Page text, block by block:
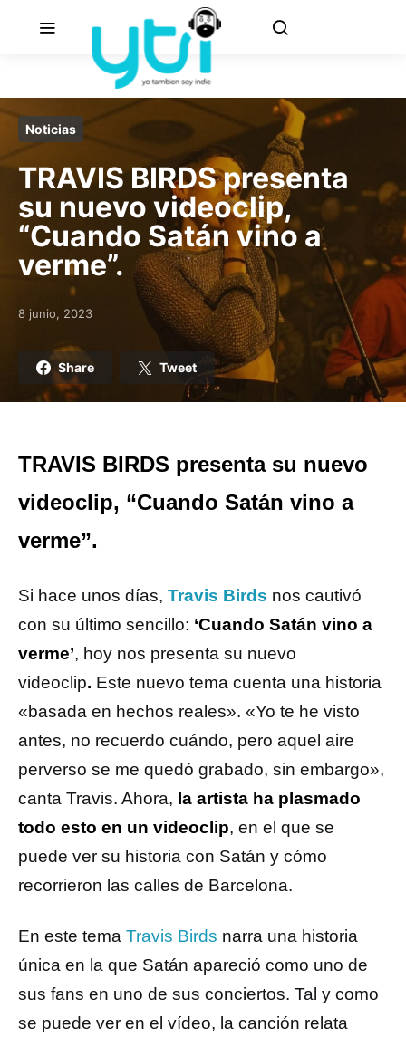
Noticias
TRAVIS BIRDS presenta
su nuevo videoclip,
“Cuando Satán vino a
verme”.
Posted on
8 junio, 2023
Share Tweet
TRAVIS BIRDS presenta su nuevo
videoclip, “Cuando Satán vino a
verme”.
Si hace unos días, Travis Birds nos cautivó
con su último sencillo: ‘Cuando Satán vino a
verme’, hoy nos presenta su nuevo
videoclip. Este nuevo tema cuenta una historia
«basada en hechos reales». «Yo te he visto
antes, no recuerdo cuándo, pero aquel aire
perverso se me quedó grabado, sin embargo»,
canta Travis. Ahora, la artista ha plasmado
todo esto en un videoclip, en el que se
puede ver su historia con Satán y cómo
recorrieron las calles de Barcelona.
En este tema Travis Birds narra una historia
única en la que Satán apareció como uno de
sus fans en uno de sus conciertos. Tal y como
se puede ver en el vídeo, la canción relata